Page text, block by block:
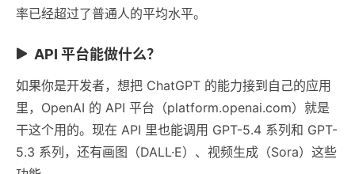
率已经超过了普通人的平均水平。
API 平台能做什么？
如果你是开发者，想把 ChatGPT 的能力接到自己的应用
里，OpenAI 的 API 平台（platform.openai.com）就是
干这个用的。现在 API 里也能调用 GPT-5.4 系列和 GPT-
5.3 系列，还有画图（DALL·E）、视频生成（Sora）这些